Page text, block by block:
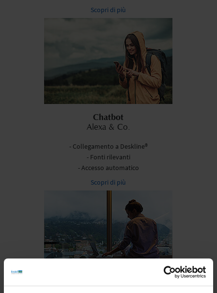
Scopri di più
Chatbot
Alexa & Co.
- Collegamento a Deskline®
- Fonti rilevanti
- Accesso automatico
Scopri di più
One-Stop-Shop